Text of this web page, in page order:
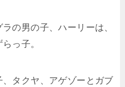
の男の子、ハーリーは、
っ子。
タクヤ、アゲゾーとガブ